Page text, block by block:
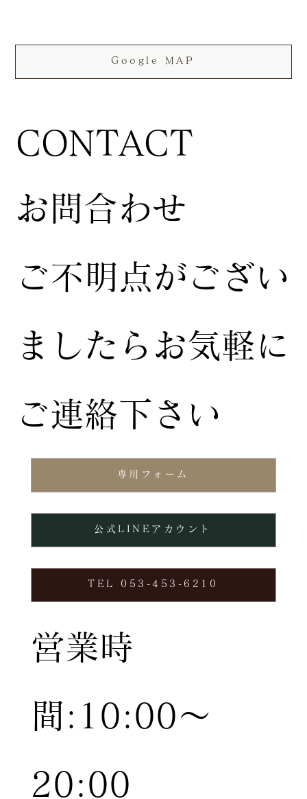
専用フォーム
TEL 053-453-6210
公式LINEアカウント
お問合わせ
ご不明点がござい
ましたらお気軽に
ご連絡下さい
営業時
間:10:00〜
20:00
Google MAP
CONTACT